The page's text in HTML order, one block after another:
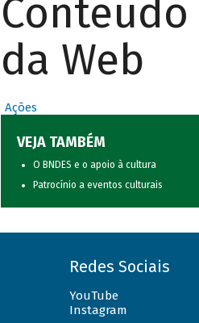
Conteúdo
da Web
Ações
VEJA TAMBÉM
O BNDES e o apoio à cultura
Patrocínio a eventos culturais
Redes Sociais
YouTube
Instagram